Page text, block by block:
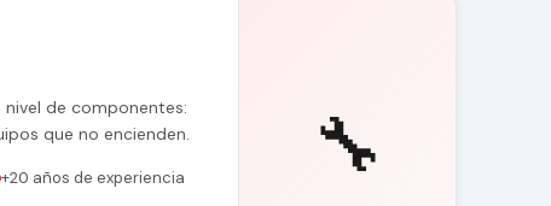
de componentes:
que no encienden.
+20 años de experiencia 🔧